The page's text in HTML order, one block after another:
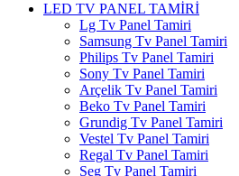
LED TV PANEL TAMİRİ
Lg Tv Panel Tamiri
Samsung Tv Panel Tamiri
Philips Tv Panel Tamiri
Sony Tv Panel Tamiri
Arçelik Tv Panel Tamiri
Beko Tv Panel Tamiri
Grundig Tv Panel Tamiri
Vestel Tv Panel Tamiri
Regal Tv Panel Tamiri
Seg Tv Panel Tamiri